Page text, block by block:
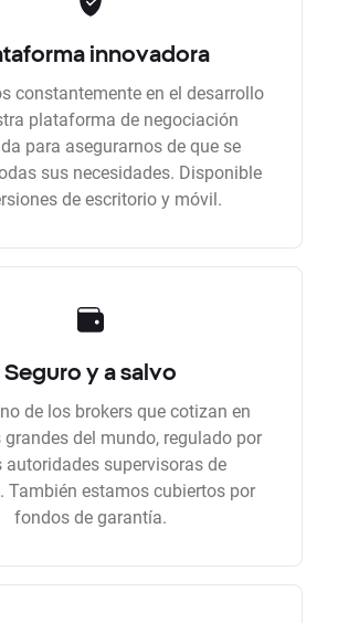
innovadora
constantemente en el desarrollo
plataforma de negociación
para asegurarnos de que se
sus necesidades. Disponible
de escritorio y móvil.
Seguro y a salvo
de los brokers que cotizan en
del mundo, regulado por
autoridades supervisoras de
También estamos cubiertos por
fondos de garantía.